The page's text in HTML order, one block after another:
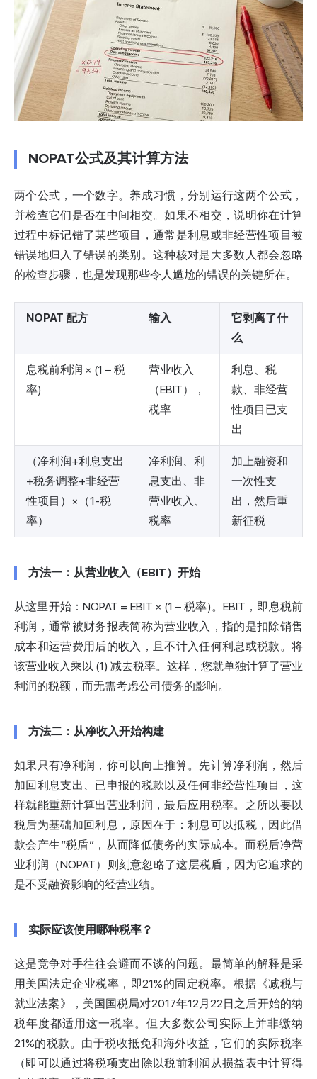
NOPAT公式及其计算方法
两个公式，一个数字。养成习惯，分别运行这两个公式，
并检查它们是否在中间相交。如果不相交，说明你在计算
过程中标记错了某些项目，通常是利息或非经营性项目被
错误地归入了错误的类别。这种核对是大多数人都会忽略
的检查步骤，也是发现那些令人尴尬的错误的关键所在。
NOPAT 配方 输入
它剥离了什
么
息税前利润 × (1 − 税
率)
营业收入
（EBIT），
税率
利息、税
款、非经营
性项目已支
出
（净利润+利息支出
+税务调整+非经营
性项目）×（1-税
率）
净利润、利
息支出、非
营业收入、
税率
加上融资和
一次性支
出，然后重
新征税
方法一：从营业收入（EBIT）开始
从这里开始：NOPAT = EBIT × (1 − 税率)。EBIT，即息税前
利润，通常被财务报表简称为营业收入，指的是扣除销售
成本和运营费用后的收入，且不计入任何利息或税款。将
该营业收入乘以 (1) 减去税率。这样，您就单独计算了营业
利润的税额，而无需考虑公司债务的影响。
方法二：从净收入开始构建
如果只有净利润，你可以向上推算。先计算净利润，然后
加回利息支出、已申报的税款以及任何非经营性项目，这
样就能重新计算出营业利润，最后应用税率。之所以要以
税后为基础加回利息，原因在于：利息可以抵税，因此借
款会产生“税盾”，从而降低债务的实际成本。而税后净营
业利润（NOPAT）则刻意忽略了这层税盾，因为它追求的
是不受融资影响的经营业绩。
实际应该使用哪种税率？
这是竞争对手往往会避而不谈的问题。最简单的解释是采
用美国法定企业税率，即21%的固定税率。根据《减税与
就业法案》，美国国税局对2017年12月22日之后开始的纳
税年度都适用这一税率。但大多数公司实际上并非缴纳
21%的税款。由于税收抵免和海外收益，它们的实际税率
（即可以通过将税项支出除以税前利润从损益表中计算得